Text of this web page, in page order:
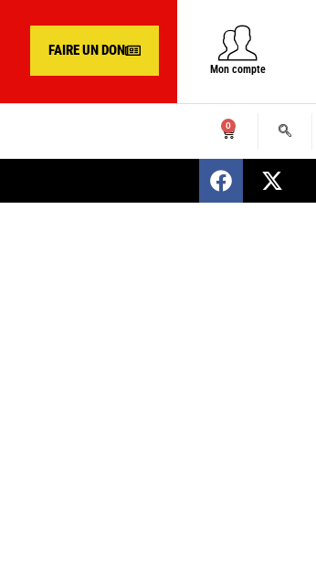
FAIRE UN DON
Mon compte
0
SENEGAL : Nomination d’un nouveau